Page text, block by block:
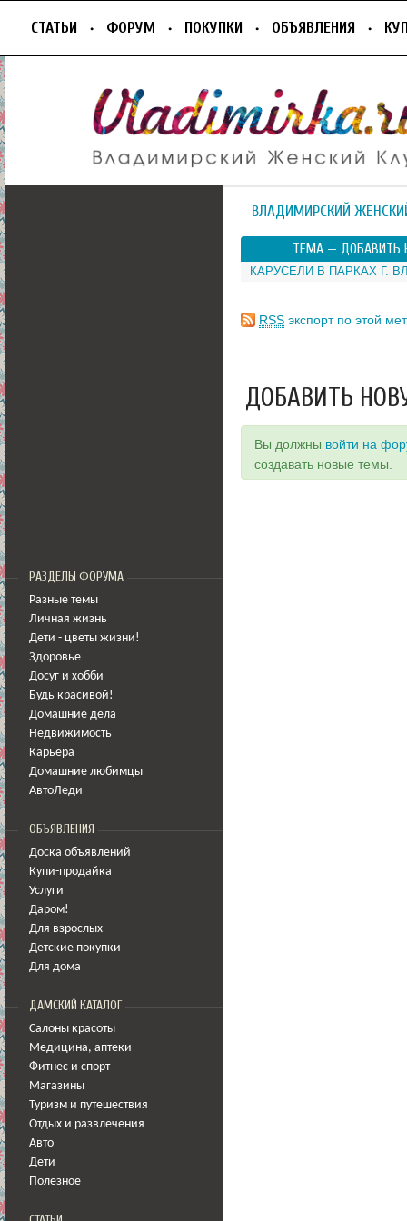
СТАТЬИ ФОРУМ ПОКУПКИ ОБЪЯВЛЕНИЯ
РАЗДЕЛЫ ФОРУМА
Разные темы
Личная жизнь
Дети - цветы жизни!
Здоровье
Досуг и хобби
Будь красивой!
Домашние дела
Недвижимость
Карьера
Домашние любимцы
АвтоЛеди
ОБЪЯВЛЕНИЯ
Доска объявлений
Купи-продайка
Услуги
Даром!
Для взрослых
Детские покупки
Для дома
ДАМСКИЙ КАТАЛОГ
Салоны красоты
Медицина, аптеки
Фитнес и спорт
Магазины
Туризм и путешествия
Отдых и развлечения
Авто
Дети
Полезное
ВЛАДИМИРСКИЙ
ТЕМА — ДОБАВИТЬ
КАРУСЕЛИ В ПАРКАХ Г.
RSS экспорт по этой
ДОБАВИТЬ
Вы должны войти на
создавать новые темы.